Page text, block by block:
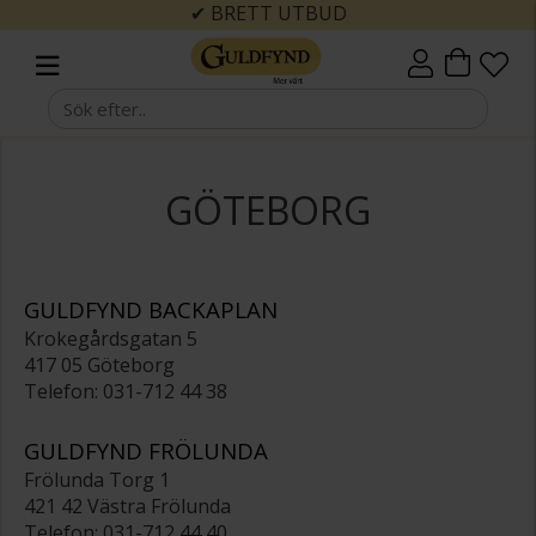
✔ BRETT UTBUD
GÖTEBORG
GULDFYND BACKAPLAN
Krokegårdsgatan 5
417 05 Göteborg
Telefon: 031-712 44 38
GULDFYND FRÖLUNDA
Frölunda Torg 1
421 42 Västra Frölunda